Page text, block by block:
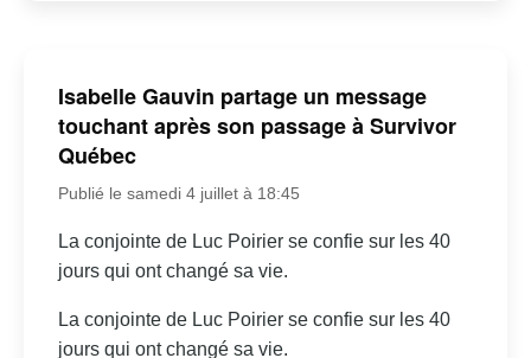
Isabelle Gauvin partage un message
touchant après son passage à Survivor
Québec
Publié le samedi 4 juillet à 18:45
La conjointe de Luc Poirier se confie sur les 40
jours qui ont changé sa vie.
La conjointe de Luc Poirier se confie sur les 40
jours qui ont changé sa vie.